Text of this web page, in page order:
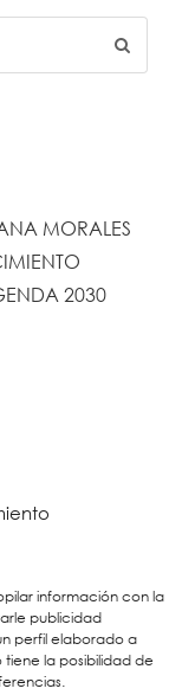
información con la
publicidad
perfil elaborado a
tiene la posibilidad de
MORALES
2030